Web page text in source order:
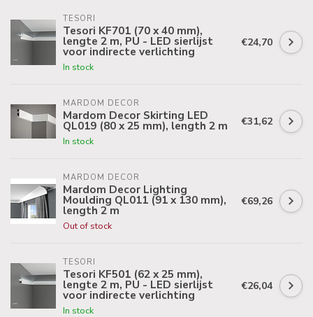
TESORI
Tesori KF701 (70 x 40 mm),
lengte 2 m, PU - LED sierlijst
voor indirecte verlichting
In stock
€24,70
MARDOM DECOR
Mardom Decor Skirting LED
QL019 (80 x 25 mm), length 2 m
In stock
€31,62
MARDOM DECOR
Mardom Decor Lighting
Moulding QL011 (91 x 130 mm),
length 2 m
Out of stock
€69,26
TESORI
Tesori KF501 (62 x 25 mm),
lengte 2 m, PU - LED sierlijst
voor indirecte verlichting
In stock
€26,04